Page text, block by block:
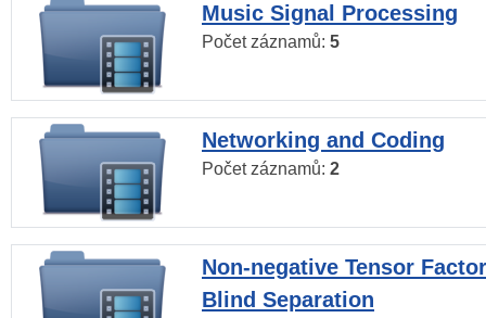
Music Signal Processing
Počet záznamů: 5
Networking and Coding
Počet záznamů: 2
Non-negative Tensor
Blind Separation